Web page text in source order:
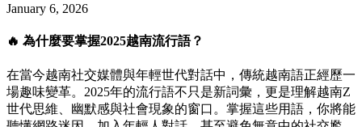
January 6, 2026
🔥 為什麼要掌握2025越南流行語？
在當今越南社交媒體與年輕世代對話中，傳統越南語正經歷一
場趣味變革。2025年的流行語不只是新詞彙，更是理解越南Z
世代思維、幽默感與社會現象的窗口。掌握這些用語，你將能